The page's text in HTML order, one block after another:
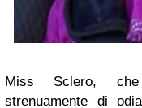
Miss Sclero, che
strenuamente di